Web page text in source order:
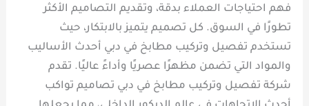
فهم احتياجات العملاء بدقة، وتقديم التصاميم الأكثر
تطورًا في السوق. كل تصميم يتميز بالابتكار، حيث
تستخدم تفصيل وتركيب مطابخ في دبي أحدث الأساليب
والمواد التي تضمن مظهرًا عصريًا وأداءً عاليًا. تقدم
شركة تفصيل وتركيب مطابخ في دبي تصاميم تواكب